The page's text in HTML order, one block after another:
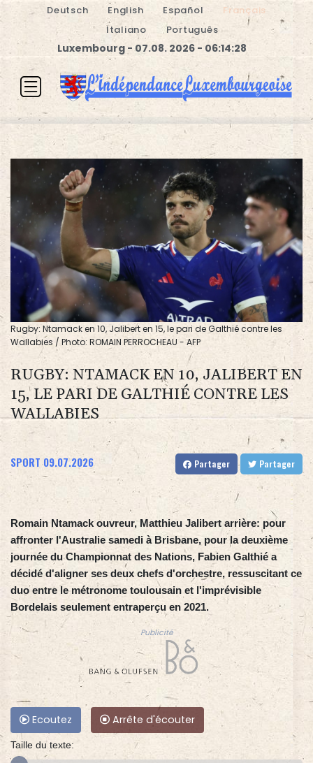
Deutsch English Español
Français
Italiano
Português
Luxembourg - 07.08. 2026 - 06:14:29
Rugby: Ntamack en 10, Jalibert en 15, le pari de Galthié contre les
Wallabies / Photo: ROMAIN PERROCHEAU - AFP
RUGBY: NTAMACK EN 10, JALIBERT EN
15, LE PARI DE GALTHIÉ CONTRE LES
WALLABIES
SPORT 09.07.2026 Partager Partager
Romain Ntamack ouvreur, Matthieu Jalibert arrière: pour
affronter l'Australie samedi à Brisbane, pour la deuxième
journée du Championnat des Nations, Fabien Galthié a
décidé d'aligner ses deux chefs d'orchestre, ressuscitant ce
duo entre le métronome toulousain et l'imprévisible
Bordelais seulement entraperçu en 2021.
Publicité
Ecoutez Arrête d'écouter
Taille du texte: